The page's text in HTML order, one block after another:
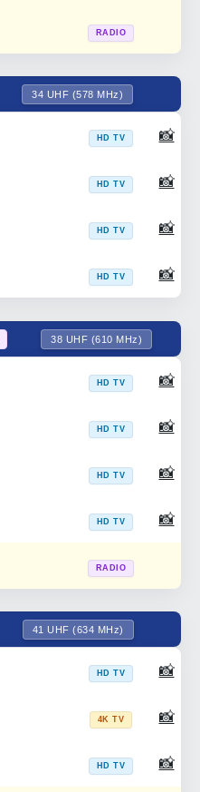
RADIO
34 UHF (578 MHz)
HD TV 📸
HD TV 📸
HD TV 📸
HD TV 📸
38 UHF (610 MHz)
HD TV 📸
HD TV 📸
HD TV 📸
HD TV 📸
RADIO
41 UHF (634 MHz)
HD TV 📸
4K TV 📸
HD TV 📸